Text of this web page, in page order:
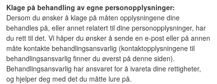
Klage på behandling av egne personopplysninger:
Dersom du ønsker å klage på måten opplysningene dine
behandles på, eller annet relatert til dine personopplysninger, har
du rett til det. Vi håper du ønsker å sende en e-post eller på annen
måte kontakte behandlingsansvarlig (kontaktopplysningene til
behandlingsansvarlig finner du øverst på denne siden).
Behandlingsansvarlig har ansvaret for å ivareta dine rettigheter,
og hjelper deg med det du måtte lure på.